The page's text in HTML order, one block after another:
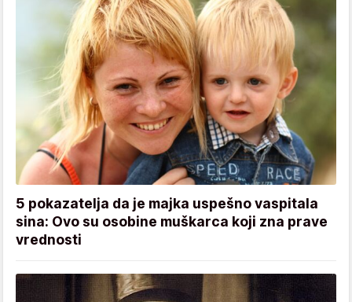
5 pokazatelja da je majka uspešno vaspitala
sina: Ovo su osobine muškarca koji zna prave
vrednosti